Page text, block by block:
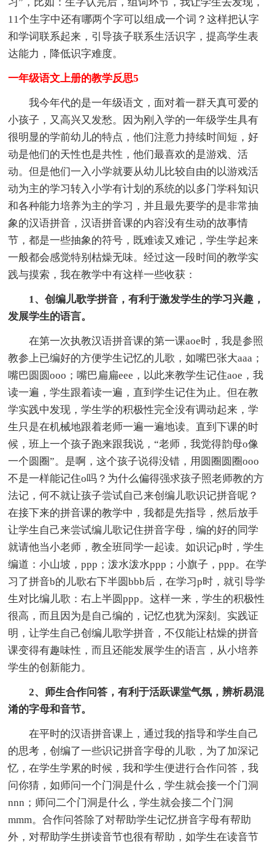
11个生字中还有哪两个字可以组成一个词？这样把认字
和学词联系起来，引导孩子联系生活识字，提高学生表
达能力，降低识字难度。
一年级语文上册的教学反思5
我今年代的是一年级语文，面对着一群天真可爱的
小孩子，又高兴又发愁。因为刚入学的一年级学生具有
很明显的学前幼儿的特点，他们注意力持续时间短，好
动是他们的天性也是共性，他们最喜欢的是游戏、活
动。但是他们一入小学就要从幼儿比较自由的以游戏活
动为主的学习转入小学有计划的系统的以多门学科知识
和各种能力培养为主的学习，并且最先要学的是非常抽
象的汉语拼音，汉语拼音课的内容没有生动的故事情
节，都是一些抽象的符号，既难读又难记，学生学起来
一般都会感觉特别枯燥无味。经过这一段时间的教学实
践与摸索，我在教学中有这样一些收获：
1、创编儿歌学拼音，有利于激发学生的学习兴趣，
发展学生的语言。
在第一次执教汉语拼音课的第一课aoe时，我是参照
教参上已编好的方便学生记忆的儿歌，如嘴巴张大aaa；
嘴巴圆圆ooo；嘴巴扁扁eee，以此来教学生记住aoe，我
读一遍，学生跟着读一遍，直到学生记住为止。但在教
学实践中发现，学生学的积极性完全没有调动起来，学
生只是在机械地跟着老师一遍一遍地读。直到下课的时
候，班上一个孩子跑来跟我说，“老师，我觉得韵母o像
一个圆圈”。是啊，这个孩子说得没错，用圆圈圆圈ooo
不是一样能记住o吗？为什么偏得强求孩子照老师教的方
法记，何不就让孩子尝试自己来创编儿歌识记拼音呢？
在接下来的拼音课的教学中，我都是先指导，然后放手
让学生自己来尝试编儿歌记住拼音字母，编的好的同学
就请他当小老师，教全班同学一起读。如识记p时，学生
编道：小山坡，ppp；泼水泼水ppp；小旗子，ppp。在学
习了拼音b的儿歌右下半圆bbb后，在学习p时，就引导学
生对比编儿歌：右上半圆ppp。这样一来，学生的积极性
很高，而且因为是自己编的，记忆也犹为深刻。实践证
明，让学生自己创编儿歌学拼音，不仅能让枯燥的拼音
课变得有趣味性，而且还能发展学生的语言，从小培养
学生的创新能力。
2、师生合作问答，有利于活跃课堂气氛，辨析易混
淆的字母和音节。
在平时的汉语拼音课上，通过我的指导和学生自己
的思考，创编了一些识记拼音字母的儿歌，为了加深记
忆，在学生学累的时候，我和学生便进行合作问答，我
问你猜，如师问一个门洞是什么，学生就会接一个门洞
nnn；师问二个门洞是什么，学生就会接二个门洞
mmm。合作问答除了对帮助学生记忆拼音字母有帮助
外，对帮助学生拼读音节也很有帮助，如学生在读音节